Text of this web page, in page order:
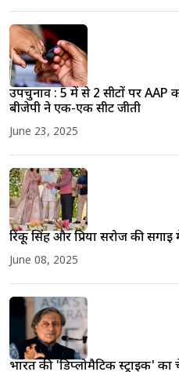
उपचुनाव : 5 में से 2 सीटों पर AAP
बीजेपी ने एक-एक सीट जीती
June 23, 2025
रिंकू सिंह और प्रिया सरोज की
June 08, 2025
भारत की 'डिप्लोमैटिक स्ट्राइक'